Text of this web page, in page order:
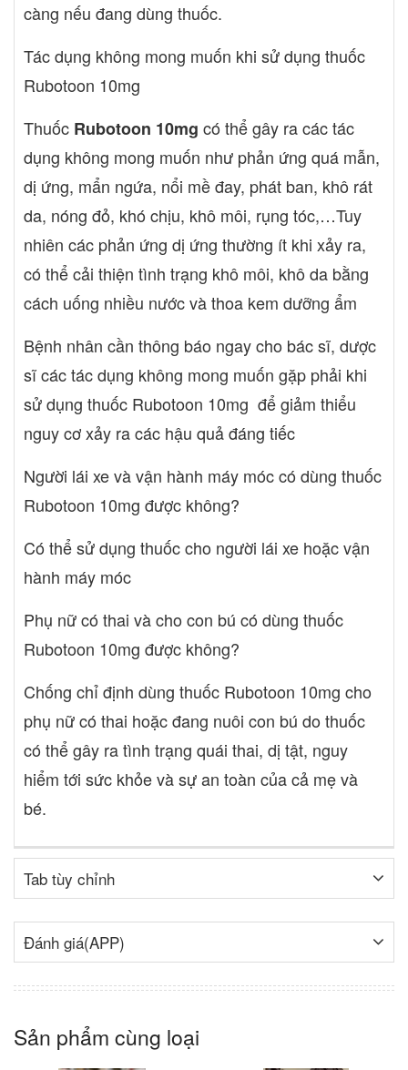
càng nếu đang dùng thuốc.
Tác dụng không mong muốn khi sử dụng thuốc
Rubotoon 10mg
Thuốc Rubotoon 10mg có thể gây ra các tác
dụng không mong muốn như phản ứng quá mẫn,
dị ứng, mẩn ngứa, nổi mề đay, phát ban, khô rát
da, nóng đỏ, khó chịu, khô môi, rụng tóc,…Tuy
nhiên các phản ứng dị ứng thường ít khi xảy ra,
có thể cải thiện tình trạng khô môi, khô da bằng
cách uống nhiều nước và thoa kem dưỡng ẩm
Bệnh nhân cần thông báo ngay cho bác sĩ, dược
sĩ các tác dụng không mong muốn gặp phải khi
sử dụng thuốc Rubotoon 10mg để giảm thiểu
nguy cơ xảy ra các hậu quả đáng tiếc
Người lái xe và vận hành máy móc có dùng thuốc
Rubotoon 10mg được không?
Có thể sử dụng thuốc cho người lái xe hoặc vận
hành máy móc
Phụ nữ có thai và cho con bú có dùng thuốc
Rubotoon 10mg được không?
Chống chỉ định dùng thuốc Rubotoon 10mg cho
phụ nữ có thai hoặc đang nuôi con bú do thuốc
có thể gây ra tình trạng quái thai, dị tật, nguy
hiểm tới sức khỏe và sự an toàn của cả mẹ và
bé.
Tab tùy chỉnh
Đánh giá(APP)
Sản phẩm cùng loại